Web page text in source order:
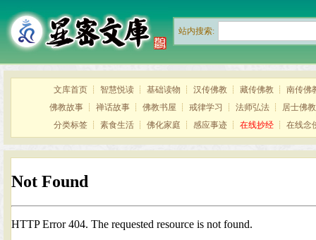
站内搜索:
文库首页 ┊ 智慧悦读 ┊ 基础读物 ┊ 汉传佛教 ┊ 藏传佛教 ┊ 南传佛
佛教故事 ┊ 禅话故事 ┊ 佛教书屋 ┊ 戒律学习 ┊ 法师弘法 ┊ 居士佛教
分类标签 ┊ 素食生活 ┊ 佛化家庭 ┊ 感应事迹 ┊ 在线抄经 ┊ 在线念